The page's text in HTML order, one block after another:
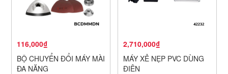
116,000₫
BỘ CHUYỂN ĐỔI MÁY MÀI
ĐA NĂNG
2,710,000₫
MÁY XẺ NẸP PVC DÙNG
ĐIỆN